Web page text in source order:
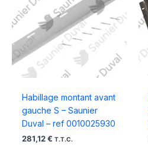
Habillage montant avant
gauche S – Saunier
Duval – ref 0010025930
281,12 € T.T.C.